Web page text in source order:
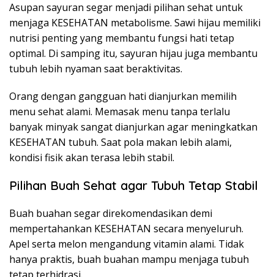
Asupan sayuran segar menjadi pilihan sehat untuk
menjaga KESEHATAN metabolisme. Sawi hijau memiliki
nutrisi penting yang membantu fungsi hati tetap
optimal. Di samping itu, sayuran hijau juga membantu
tubuh lebih nyaman saat beraktivitas.
Orang dengan gangguan hati dianjurkan memilih
menu sehat alami. Memasak menu tanpa terlalu
banyak minyak sangat dianjurkan agar meningkatkan
KESEHATAN tubuh. Saat pola makan lebih alami,
kondisi fisik akan terasa lebih stabil.
Pilihan Buah Sehat agar Tubuh Tetap Stabil
Buah buahan segar direkomendasikan demi
mempertahankan KESEHATAN secara menyeluruh.
Apel serta melon mengandung vitamin alami. Tidak
hanya praktis, buah buahan mampu menjaga tubuh